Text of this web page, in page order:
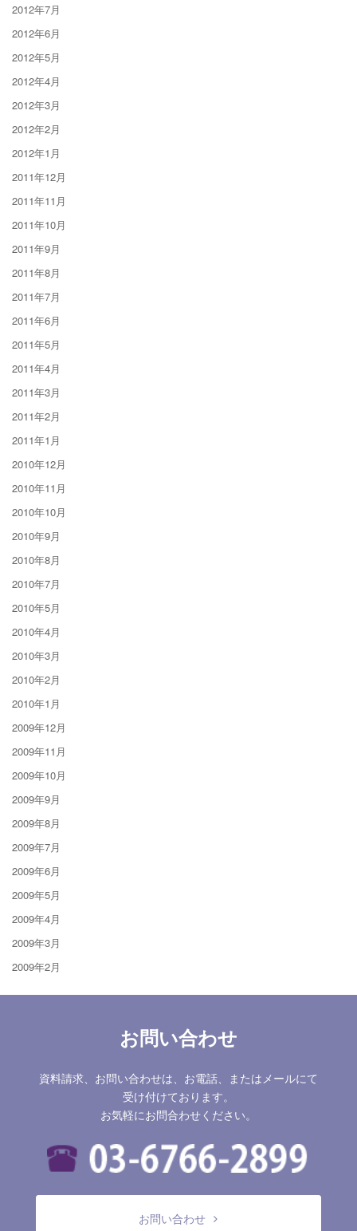
2012年7月
2012年6月
2012年5月
2012年4月
2012年3月
2012年2月
2012年1月
2011年12月
2011年11月
2011年10月
2011年9月
2011年8月
2011年7月
2011年6月
2011年5月
2011年4月
2011年3月
2011年2月
2011年1月
2010年12月
2010年11月
2010年10月
2010年9月
2010年8月
2010年7月
2010年5月
2010年4月
2010年3月
2010年2月
2010年1月
2009年12月
2009年11月
2009年10月
2009年9月
2009年8月
2009年7月
2009年6月
2009年5月
2009年4月
2009年3月
2009年2月
お問い合わせ
資料請求、お問い合わせは、お電話、またはメールにて
受け付けております。
お気軽にお問合わせください。
お問い合わせ